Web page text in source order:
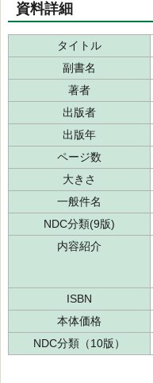
資料詳細
タイトル
副書名
著者
出版者
出版年
ページ数
大きさ
一般件名
NDC分類(9版)
内容紹介
ISBN
本体価格
NDC分類（10版）